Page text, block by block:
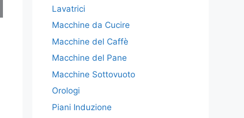
Lavatrici
Macchine da Cucire
Macchine del Caffè
Macchine del Pane
Macchine Sottovuoto
Orologi
Piani Induzione